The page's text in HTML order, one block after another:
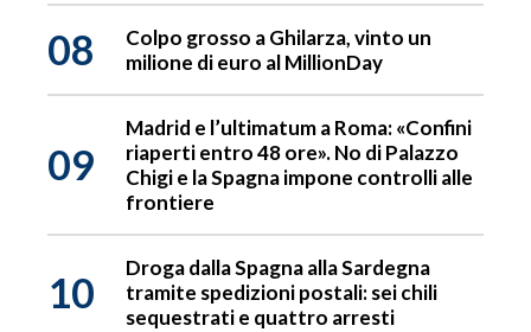
08
Colpo grosso a Ghilarza, vinto un
milione di euro al MillionDay
09
Madrid e l’ultimatum a Roma: «Confini
riaperti entro 48 ore». No di Palazzo
Chigi e la Spagna impone controlli alle
frontiere
10
Droga dalla Spagna alla Sardegna
tramite spedizioni postali: sei chili
sequestrati e quattro arresti